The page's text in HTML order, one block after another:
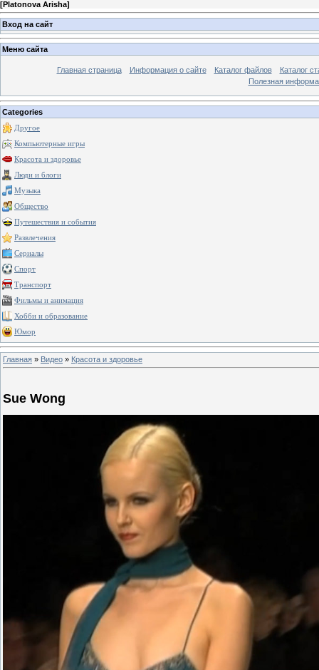
[Platonova Arisha]
Вход на сайт
Меню сайта
Главная страница Информация о сайте Каталог файлов
Каталог
Полезная
Categories
Другое
Компьютерные игры
Красота и здоровье
Люди и блоги
Музыка
Общество
Путешествия и события
Развлечения
Сериалы
Спорт
Транспорт
Фильмы и анимация
Хобби и образование
Юмор
Главная » Видео » Красота и здоровье
Sue Wong